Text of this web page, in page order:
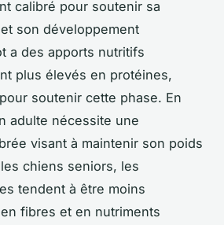
calibré pour soutenir sa
son développement
a des apports nutritifs
plus élevés en protéines,
soutenir cette phase. En
adulte nécessite une
visant à maintenir son poids
chiens seniors, les
tendent à être moins
fibres et en nutriments